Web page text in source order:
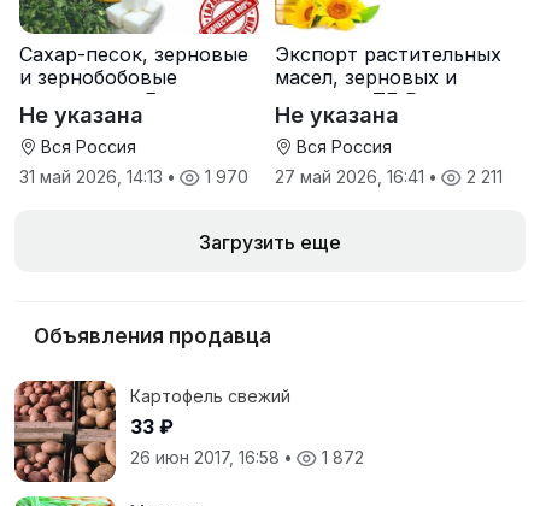
Сахар-песок, зерновые
и зернобобовые
культуры от Елань-
Коленовский СЗ
Не указана
Вся Россия
31 май 2026, 14:13 • 1 970
Экспорт растительных
масел, зерновых и
шрота от ТД Русагро
Не указана
Вся Россия
27 май 2026, 16:41 • 2 211
Загрузить еще
Объявления продавца
Картофель свежий
33 ₽
26 июн 2017, 16:58 • 1 872